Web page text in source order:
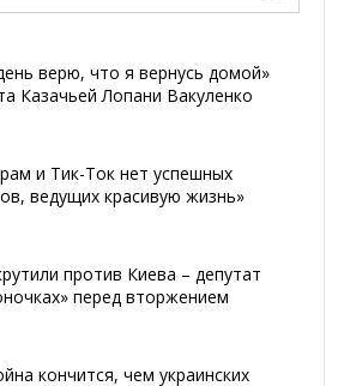
верю, что я вернусь домой»
Казачьей Лопани Вакуленко
и Тик-Ток нет успешных
ведущих красивую жизнь»
против Киева – депутат
перед вторжением
кончится, чем украинских